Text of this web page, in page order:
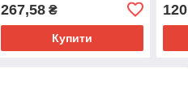
267,58₴
Купити
120